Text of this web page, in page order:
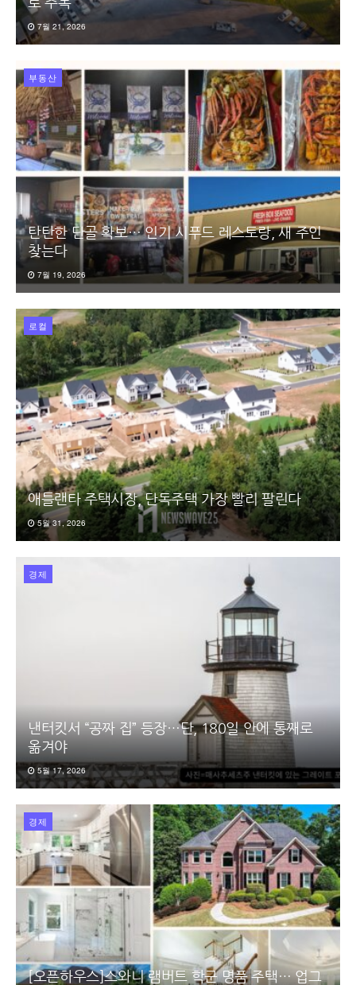
로 주목
7월 21, 2026
부동산
탄탄한 단골 확보… 인기 시푸드 레스토랑, 새 주인
찾는다
7월 19, 2026
로컬
애틀랜타 주택시장, 단독주택 가장 빨리 팔린다
5월 31, 2026
경제
낸터킷서 “공짜 집” 등장…단, 180일 안에 통째로
옮겨야
5월 17, 2026
경제
[오픈하우스]스와니 램버트 학군 명품 주택… 업그